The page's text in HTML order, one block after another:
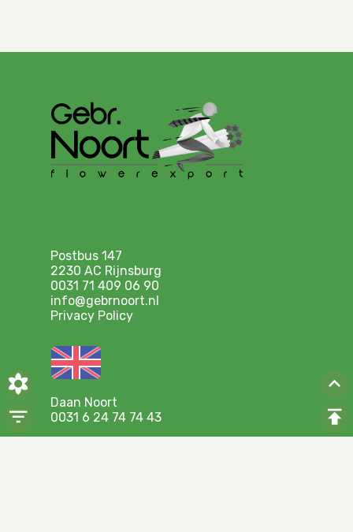
Postbus 147
2230 AC Rijnsburg
0031 71 409 06 90
info@gebrnoort.nl
Privacy Policy
Daan Noort
0031 6 24 74 74 43